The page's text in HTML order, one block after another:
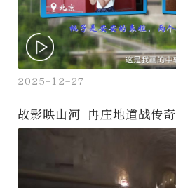
2025-12-27
故影映山河-冉庄地道战传奇